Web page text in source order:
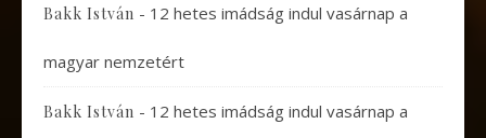
Bakk István - 12 hetes imádság indul vasárnap a
magyar nemzetért
Bakk István - 12 hetes imádság indul vasárnap a